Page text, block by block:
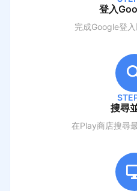
登入
完成Google登
搜尋
在Play商店搜尋